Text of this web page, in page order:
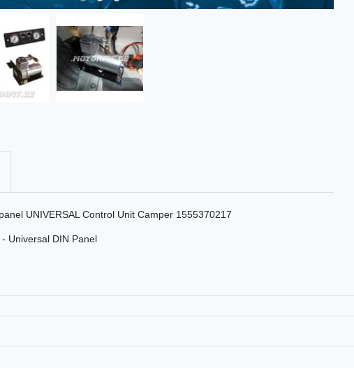
UNIVERSAL Control Unit Camper 1555370217
Universal DIN Panel